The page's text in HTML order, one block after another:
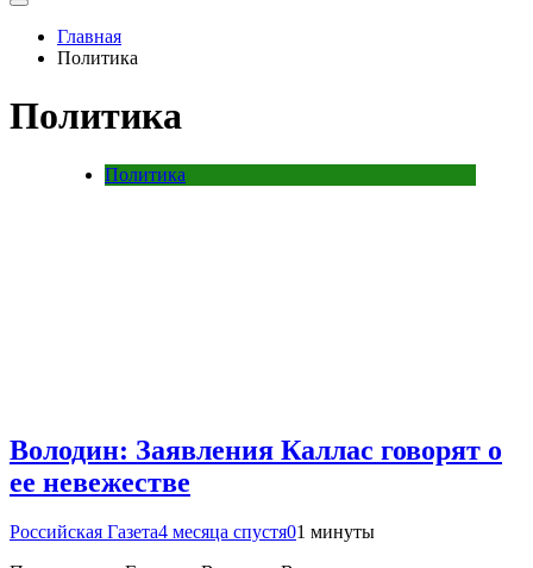
Главная
Политика
Политика
Политика
Володин: Заявления Каллас говорят о
ее невежестве
Российская Газета4 месяца спустя01 минуты